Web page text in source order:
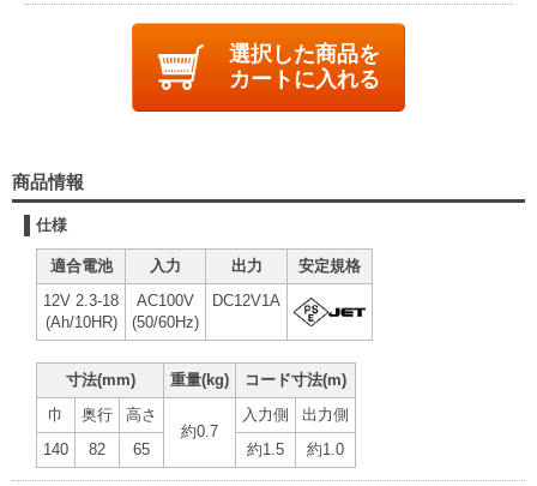
選択した商品を
カートに入れる
商品情報
仕様
適合電池 入力 出力
安定規格
12V 2.3-18
(Ah/10HR)
AC100V
(50/60Hz)
DC12V1A
寸法(mm) 重量(kg)
コード寸法(m)
巾
奥行
高さ
約0.7
入力側
出力側
140
82 65 約1.5 約1.0